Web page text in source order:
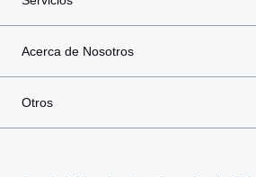
Acerca de Nosotros
Otros